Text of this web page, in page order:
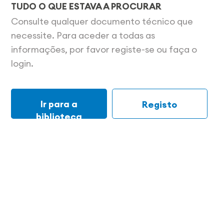
TUDO O QUE ESTAVA A PROCURAR
Consulte qualquer documento técnico que
necessite. Para aceder a todas as
informações, por favor registe-se ou faça o
login.
Ir para a
biblioteca
Registo